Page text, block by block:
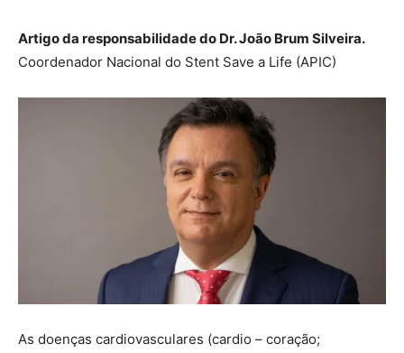
Artigo da responsabilidade do Dr. João Brum Silveira.
Coordenador Nacional do Stent Save a Life (APIC)
As doenças cardiovasculares (cardio – coração;